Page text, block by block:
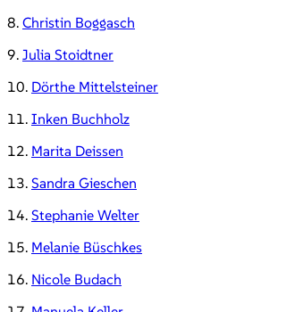
8. Christin Boggasch
9. Julia Stoidtner
10. Dörthe Mittelsteiner
11. Inken Buchholz
12. Marita Deissen
13. Sandra Gieschen
14. Stephanie Welter
15. Melanie Büschkes
16. Nicole Budach